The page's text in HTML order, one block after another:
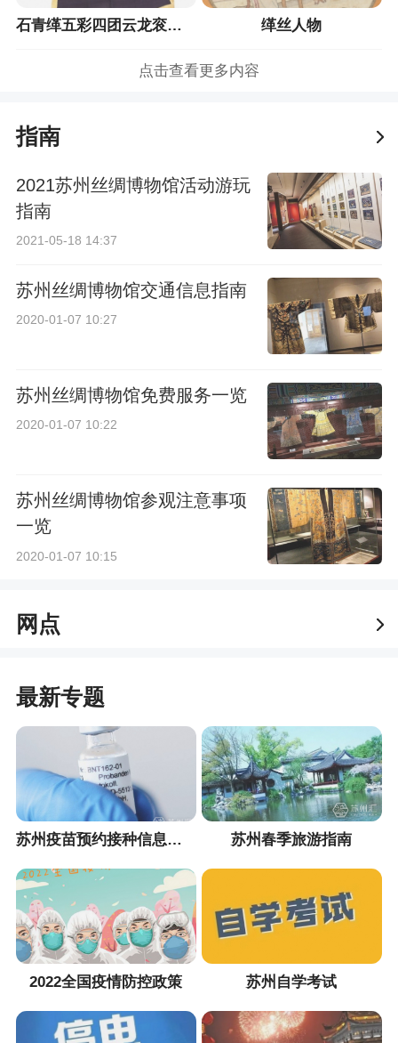
石青缂五彩四团云龙衮织成 缂丝人物
点击查看更多内容
指南
2021苏州丝绸博物馆活动游玩
指南
2021-05-18 14:37
苏州丝绸博物馆交通信息指南
2020-01-07 10:27
苏州丝绸博物馆免费服务一览
2020-01-07 10:22
苏州丝绸博物馆参观注意事项
一览
2020-01-07 10:15
网点
最新专题
苏州疫苗预约接种信息汇总 苏州春季旅游指南
2022全国疫情防控政策 苏州自学考试